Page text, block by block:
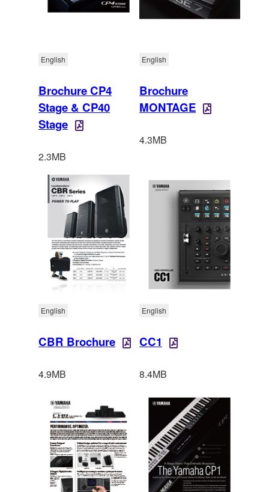
Brochure CP4
Stage & CP40
Stage
English
2.3MB
Brochure
MONTAGE
English
4.3MB
CBR Brochure
English
4.9MB
CC1
English
8.4MB